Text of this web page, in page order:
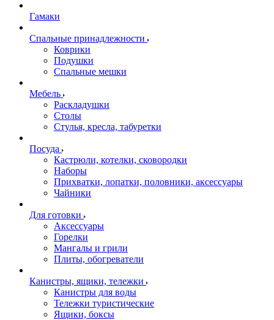
Гамаки
Спальные принадлежности
Коврики
Подушки
Спальные мешки
Мебель
Раскладушки
Столы
Стулья, кресла, табуретки
Посуда
Кастрюли, котелки, сковородки
Наборы
Прихватки, лопатки, половники, аксессуары
Чайники
Для готовки
Аксессуары
Горелки
Мангалы и грили
Плиты, обогреватели
Канистры, ящики, тележки
Канистры для воды
Тележки туристические
Ящики, боксы